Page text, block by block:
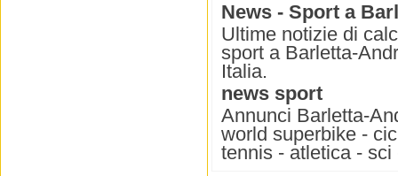
News - Sport a
Ultime notizie di
sport a Barletta-
Italia.
news sport
Annunci Barletta-
world superbike -
tennis - atletica -